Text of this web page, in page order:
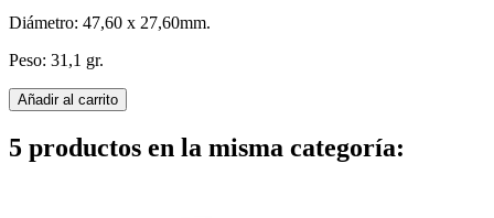
Diámetro: 47,60 x 27,60mm.
Peso: 31,1 gr.
Añadir al carrito
5 productos en la misma categoría: